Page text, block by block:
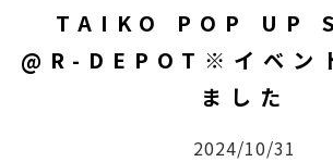
TAIKO POP UP
@R-DEPOT※イベン
ました
2024/10/31